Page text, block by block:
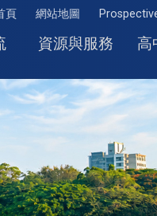
頁 網站地圖
資源與服務 高